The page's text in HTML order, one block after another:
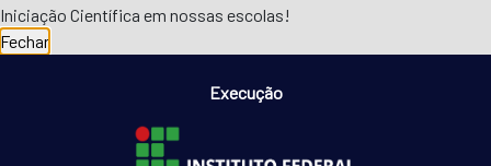
Iniciação Científica em nossas escolas!
Fechar
Execução